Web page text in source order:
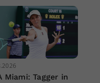
Miami: Tagger in